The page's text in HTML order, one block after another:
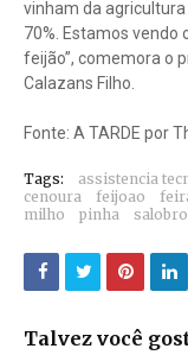
vinham da
70%. Estamos vendo
feijão”, comemora o
Calazans Filho.
Fonte: A TARDE por
Tags: assistencia
cenoura
feijoao
milho
pinha salobro
Talvez você